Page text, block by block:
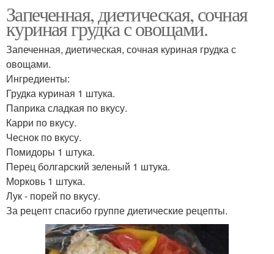
Запеченная, диетическая, сочная
куриная грудка с овощами.
Запеченная, диетическая, сочная куриная грудка с
овощами.
Ингредиенты:
Грудка куриная 1 штука.
Паприка сладкая по вкусу.
Карри по вкусу.
Чеснок по вкусу.
Помидоры 1 штука.
Перец болгарский зеленый 1 штука.
Морковь 1 штука.
Лук - порей по вкусу.
За рецепт спасибо группе диетические рецепты.